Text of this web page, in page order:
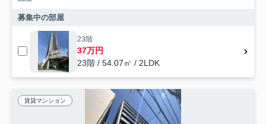
募集中の部屋
23階
37万円
23階 / 54.07㎡ / 2LDK
賃貸マンション